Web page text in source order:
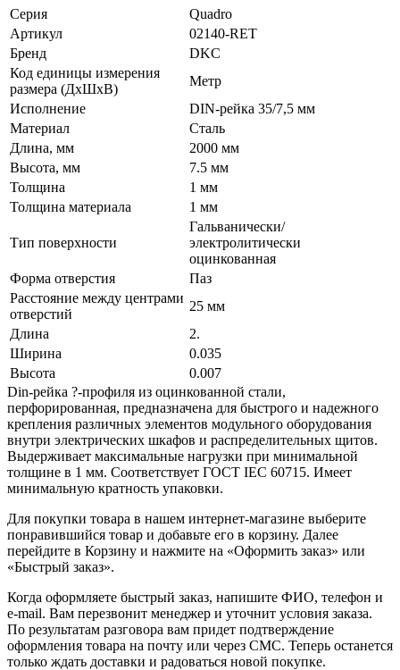
Серия
Quadro
Артикул
02140-RET
Бренд
DKC
Код единицы измерения
размера (ДхШхВ)
Метр
Исполнение
DIN-рейка 35/7,5 мм
Материал
Сталь
Длина, мм
2000 мм
Высота, мм
7.5 мм
Толщина
1 мм
Толщина материала
1 мм
Тип поверхности
Гальванически/
электролитически
оцинкованная
Форма отверстия
Паз
Расстояние между центрами
отверстий
25 мм
Длина
2.
Ширина
0.035
Высота
0.007
Din-рейка ?-профиля из оцинкованной стали,
перфорированная, предназначена для быстрого и надежного
крепления различных элементов модульного оборудования
внутри электрических шкафов и распределительных щитов.
Выдерживает максимальные нагрузки при минимальной
толщине в 1 мм. Соответствует ГОСТ IEC 60715. Имеет
минимальную кратность упаковки.
Для покупки товара в нашем интернет-магазине выберите
понравившийся товар и добавьте его в корзину. Далее
перейдите в Корзину и нажмите на «Оформить заказ» или
«Быстрый заказ».
Когда оформляете быстрый заказ, напишите ФИО, телефон и
e-mail. Вам перезвонит менеджер и уточнит условия заказа.
По результатам разговора вам придет подтверждение
оформления товара на почту или через СМС. Теперь останется
только ждать доставки и радоваться новой покупке.